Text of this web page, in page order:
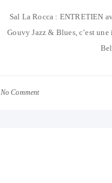
Sal La Rocca : ENTRETIEN
Gouvy Jazz & Blues, c’est
No Comment